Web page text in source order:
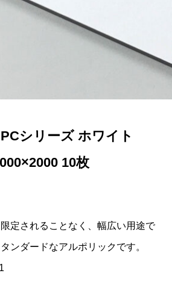
シリーズ ホワイト
10枚
定されることなく、幅広い用途で
ンダードなアルポリックです。